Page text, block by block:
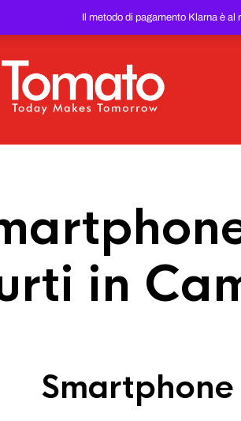
Il metodo di pagamento Klarna è
PREZZO DEL WEB!
in